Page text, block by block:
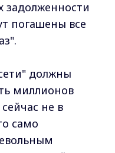
задолженности
погашены все
должны
миллионов
не в
само